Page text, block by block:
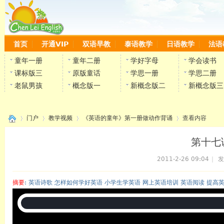
首页 开通VIP 双语早教 泰语教学 日语教学 法语
童年一册 童年二册 学好字母
学会读书
课标版三
原版童话 学思一册
学思二册
老鼠男孩
概念版一 新概念版二 新概念版三
陈雷
门户 教学视频 《英语的童年》第一册做动作背诵
›
查看内容
第十七
2011-2-26 09:04
摘要: 英语诗歌 怎样如何学好英语 小学生学英语 网上英语培训 英语阅读 提高